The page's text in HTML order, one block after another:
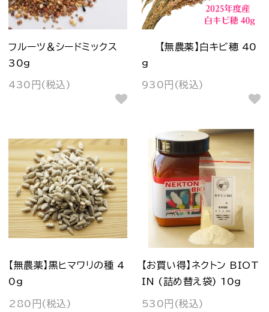
フルーツ＆シードミックス
30g
430円(税込)
【無農薬】白キビ穂 40
g
930円(税込)
【無農薬】黒ヒマワリの種 4
0g
280円(税込)
【お買い得】ネクトン BIOT
IN (詰め替え袋) 10g
530円(税込)